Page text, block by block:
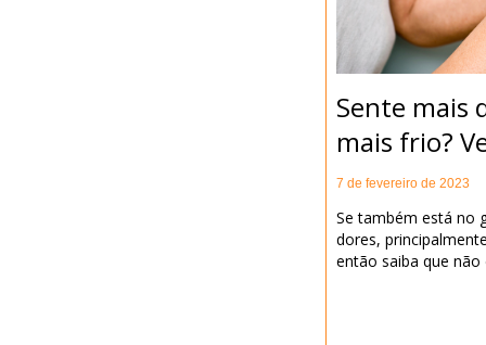
Sente mais
mais frio?
7 de fevereiro de 2023
Se também está no
dores,
então saiba que não